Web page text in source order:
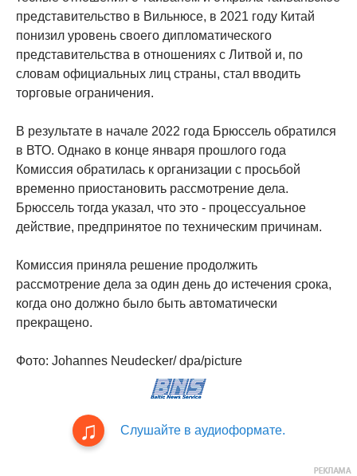
представительство в Вильнюсе, в 2021 году Китай
понизил уровень своего дипломатического
представительства в отношениях с Литвой и, по
словам официальных лиц страны, стал вводить
торговые ограничения.
В результате в начале 2022 года Брюссель обратился
в ВТО. Однако в конце января прошлого года
Комиссия обратилась к организации с просьбой
временно приостановить рассмотрение дела.
Брюссель тогда указал, что это - процессуальное
действие, предпринятое по техническим причинам.
Комиссия приняла решение продолжить
рассмотрение дела за один день до истечения срока,
когда оно должно было быть автоматически
прекращено.
Фото: Johannes Neudecker/ dpa/picture
Слушайте в аудиоформате.